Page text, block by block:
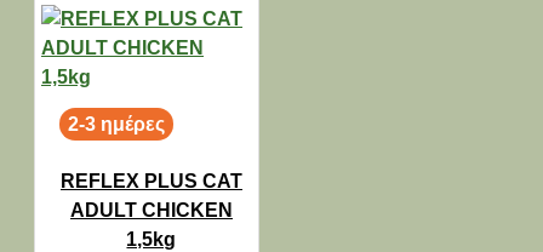
2-3 ημέρες
REFLEX PLUS CAT
ADULT CHICKEN
1,5kg